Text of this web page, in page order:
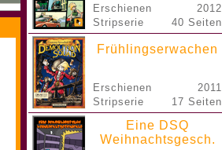
Erschienen
Stripserie
2012
40 Seiten
Frühlingserwachen
Erschienen
Stripserie
2011
17 Seiten
Eine DSQ
Weihnachtsgesch.